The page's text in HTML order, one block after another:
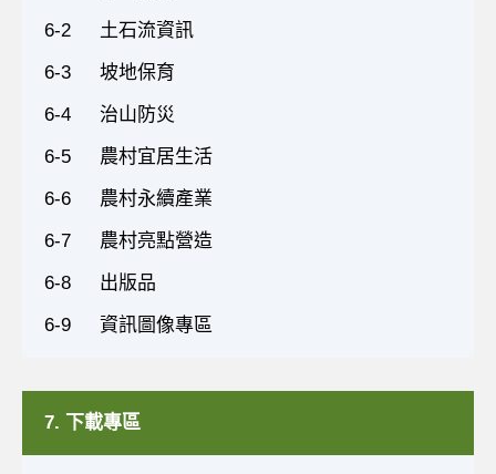
6-2
土石流資訊
6-3
坡地保育
6-4
治山防災
6-5
農村宜居生活
6-6
農村永續產業
6-7
農村亮點營造
6-8
出版品
6-9
資訊圖像專區
7. 下載專區